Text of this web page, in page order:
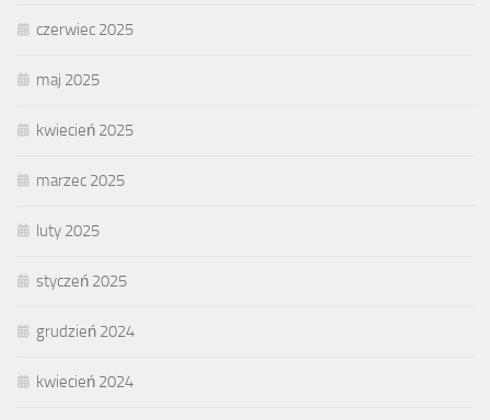
czerwiec 2025
maj 2025
kwiecień 2025
marzec 2025
luty 2025
styczeń 2025
grudzień 2024
kwiecień 2024